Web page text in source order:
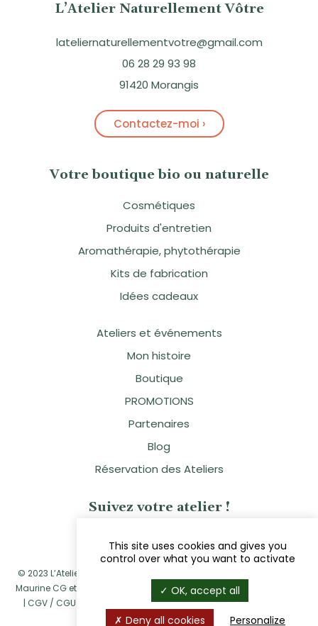
L’Atelier Naturellement Vôtre
lateliernaturellementvotre@gmail.com
06 28 29 93 98
91420 Morangis
Contactez-moi ›
Votre boutique bio ou naturelle
Cosmétiques
Produits d'entretien
Aromathérapie, phytothérapie
Kits de fabrication
Idées cadeaux
Ateliers et événements
Mon histoire
Boutique
PROMOTIONS
Partenaires
Blog
Réservation des Ateliers
Suivez votre atelier !
© 2023 L’Atelier Naturellement Vôtre - Sandra Clavier - Réalisé par
Maurine CGet Mentions légales| Politique de confidentialité
| CGV / CGU Politique de retour et de remboursement
This site uses cookies and gives you
control over what you want to activate
OK, accept all
Deny all cookies Personalize